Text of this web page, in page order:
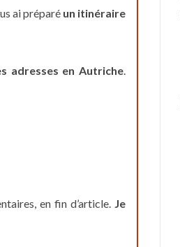
ai préparé un itinéraire
adresses en Autriche
en fin d’article. Je